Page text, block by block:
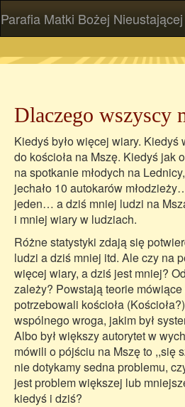
Parafia Matki Bożej
Dlaczego wszyscy
Kiedyś było więcej wiary. Kiedyś
do kościoła na Mszę. Kiedyś jak
na spotkanie młodych na
jechało 10 autokarów
jeden… a dziś mniej ludzi na
i mniej wiary w ludziach.
Różne statystyki zdają się
ludzi a dziś mniej itd. Ale czy na
więcej wiary, a dziś jest mniej?
zależy? Powstają teorie
potrzebowali kościoła
wspólnego wroga, jakim był
Albo był większy autorytet w
mówili o pójściu na Mszę to ,,się
nie dotykamy sedna problemu,
jest problem większej lub
kiedyś i dziś?